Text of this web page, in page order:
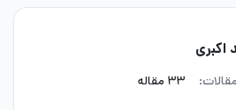
اکبری
۳۳ مقاله